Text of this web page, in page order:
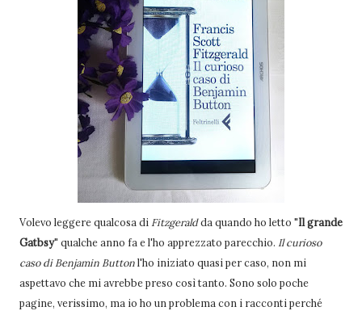
Volevo leggere qualcosa di Fitzgeraldda quando ho letto "Il grande
Gatbsy" qualche anno fa e l'ho apprezzato parecchio. Il curioso
caso di Benjamin Buttonl'ho iniziato quasi per caso, non mi
aspettavo che mi avrebbe preso così tanto. Sono solo poche
pagine, verissimo, ma io ho un problema con i racconti perché